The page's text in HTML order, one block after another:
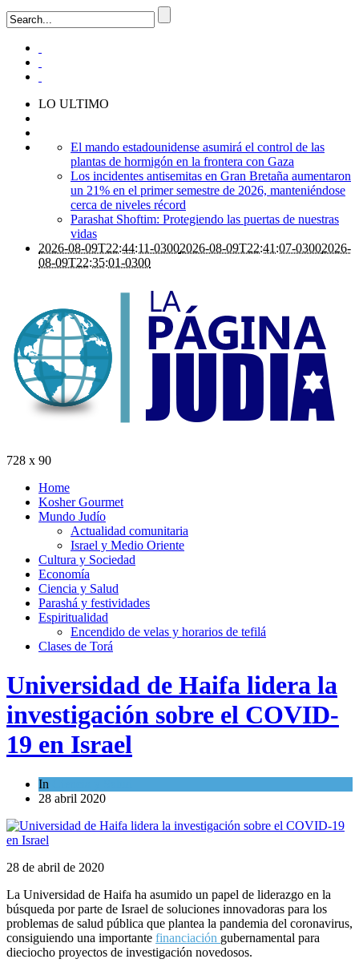
LO ULTIMO
El mando estadounidense asumirá el control de las
plantas de hormigón en la frontera con Gaza
Los incidentes antisemitas en Gran Bretaña aumentaron
un 21% en el primer semestre de 2026, manteniéndose
cerca de niveles récord
Parashat Shoftim: Protegiendo las puertas de nuestras
vidas
2026-08-09T22:44:11-03002026-08-09T22:41:07-03002026-
08-09T22:35:01-0300
728 x 90
Home
Kosher Gourmet
Mundo Judío
Actualidad comunitaria
Israel y Medio Oriente
Cultura y Sociedad
Economía
Ciencia y Salud
Parashá y festividades
Espiritualidad
Encendido de velas y horarios de tefilá
Clases de Torá
Universidad de Haifa lidera la
investigación sobre el COVID-
19 en Israel
In
28 abril 2020
28 de abril de 2020
La Universidad de Haifa ha asumido un papel de liderazgo en la
búsqueda por parte de Israel de soluciones innovadoras para los
problemas de salud pública que plantea la pandemia del coronavirus,
consiguiendo una importante financiación gubernamental para
dieciocho proyectos de investigación novedosos.